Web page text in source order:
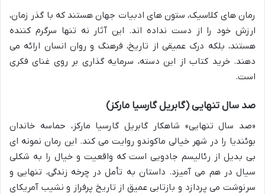
رمان های کلاسیک، ستون های ادبیات جهان هستند که با گذر زمان،
ارزش خود را از دست نداده اند. این آثار نه تنها سرگرم کننده
هستند، بلکه درک عمیقی از تاریخ، فرهنگ و روان انسان ارائه می
دهند. خرید کتاب از این دسته، سرمایه گذاری بر روی غنای فکری
است.
صد سال تنهایی (گابریل گارسیا مارکز)
«صد سال تنهایی» شاهکار گابریل گارسیا مارکز، حماسه خاندان
بوئندیا را در شهر خیالی ماکوندو روایت می کند. این رمان نمونه ای
بی بدیل از رئالیسم جادویی است که واقعیت و خیال را به شکلی
سیال در هم می آمیزد. داستان به تأمل در چرخه زندگی، تنهایی و
سرنوشت می پردازد و بازتابی عمیق از تاریخ پرفراز و نشیب آمریکای